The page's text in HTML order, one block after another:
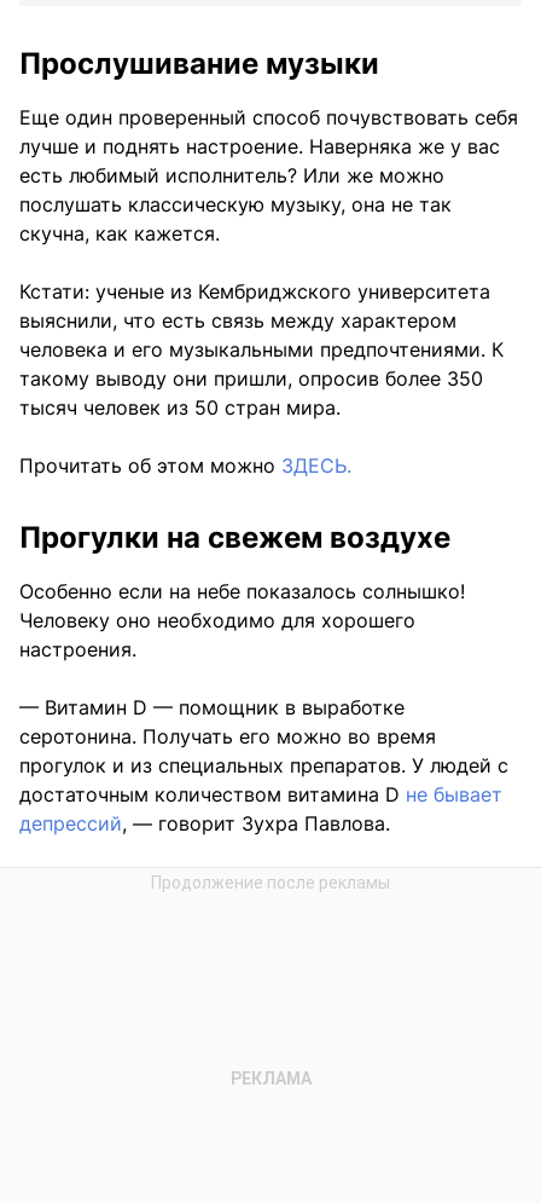
Прослушивание музыки
Еще один проверенный способ почувствовать себя
лучше и поднять настроение. Наверняка же у вас
есть любимый исполнитель? Или же можно
послушать классическую музыку, она не так
скучна, как кажется.
Кстати: ученые из Кембриджского университета
выяснили, что есть связь между характером
человека и его музыкальными предпочтениями. К
такому выводу они пришли, опросив более 350
тысяч человек из 50 стран мира.
Прочитать об этом можно ЗДЕСЬ.
Прогулки на свежем воздухе
Особенно если на небе показалось солнышко!
Человеку оно необходимо для хорошего
настроения.
— Витамин D — помощник в выработке
серотонина. Получать его можно во время
прогулок и из специальных препаратов. У людей с
достаточным количеством витамина D не бывает
депрессий, — говорит Зухра Павлова.